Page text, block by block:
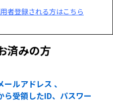
者登録される方はこちら
済みの方
ルアドレス 、
ら受領したID、パスワー